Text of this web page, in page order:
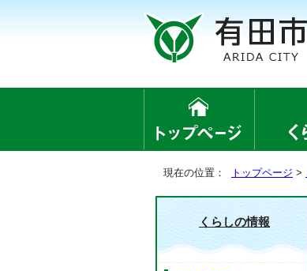
現在の位置： トップページ >
くらしの情報